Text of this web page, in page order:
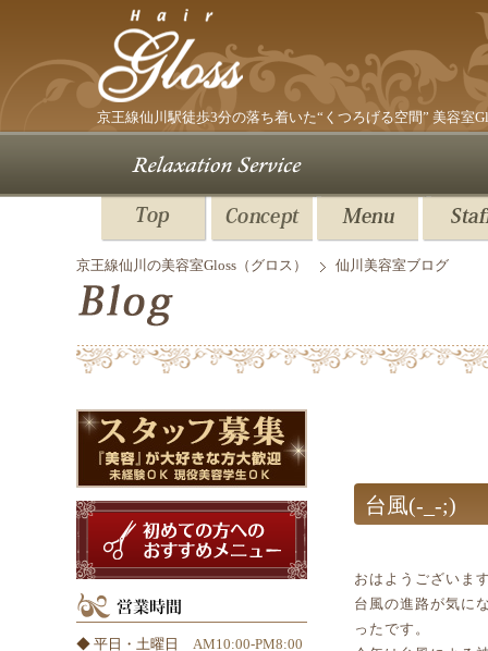
京王線仙川駅徒歩3分の落ち着いた“くつろげる空間” 美容室
京王線仙川の美容室Gloss（グロス） 仙川美容室ブログ
台風(-_-;)
おはようございま
台風の進路が気に
ったです。
初めての方へのおす
◆ 平日・土曜日
AM10:00-PM8:00